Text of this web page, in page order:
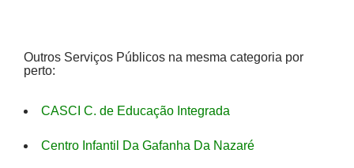
Outros Serviços Públicos na mesma categoria por
perto:
CASCI C. de Educação Integrada
Centro Infantil Da Gafanha Da Nazaré